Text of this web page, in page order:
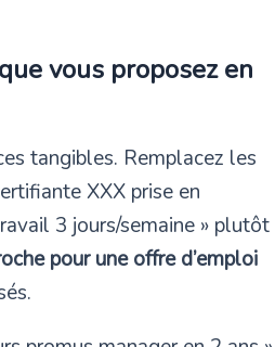
vous proposez en
tangibles. Remplacez les
XXX prise en
3 jours/semaine » plutôt
pour une offre d’emploi